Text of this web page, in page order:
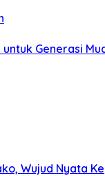
Generasi
Wujud Nyata